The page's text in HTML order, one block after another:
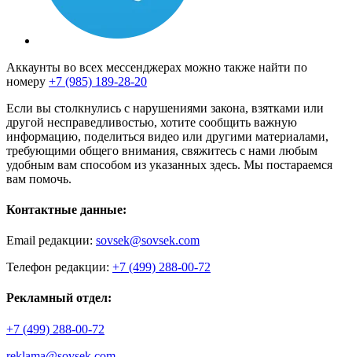
Аккаунты во всех мессенджерах можно также найти по
номеру +7 (985) 189-28-20
Если вы столкнулись с нарушениями закона, взятками или
другой несправедливостью, хотите сообщить важную
информацию, поделиться видео или другими материалами,
требующими общего внимания, свяжитесь с нами любым
удобным вам способом из указанных здесь. Мы постараемся
вам помочь.
Контактные данные:
Email редакции: sovsek@sovsek.com
Телефон редакции: +7 (499) 288-00-72
Рекламный отдел:
+7 (499) 288-00-72